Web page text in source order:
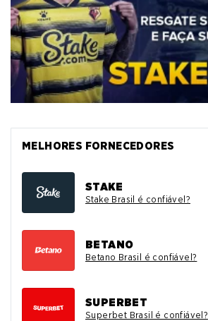
MELHORES FORNECEDORES
STAKE
Stake Brasil é confiável?
BETANO
Betano Brasil é confiável?
SUPERBET
Superbet Brasil é confiável?